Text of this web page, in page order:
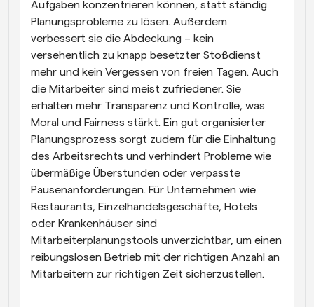
Aufgaben konzentrieren können, statt ständig
Planungsprobleme zu lösen. Außerdem
verbessert sie die Abdeckung – kein
versehentlich zu knapp besetzter Stoßdienst
mehr und kein Vergessen von freien Tagen. Auch
die Mitarbeiter sind meist zufriedener. Sie
erhalten mehr Transparenz und Kontrolle, was
Moral und Fairness stärkt. Ein gut organisierter
Planungsprozess sorgt zudem für die Einhaltung
des Arbeitsrechts und verhindert Probleme wie
übermäßige Überstunden oder verpasste
Pausenanforderungen. Für Unternehmen wie
Restaurants, Einzelhandelsgeschäfte, Hotels
oder Krankenhäuser sind
Mitarbeiterplanungstools unverzichtbar, um einen
reibungslosen Betrieb mit der richtigen Anzahl an
Mitarbeitern zur richtigen Zeit sicherzustellen.